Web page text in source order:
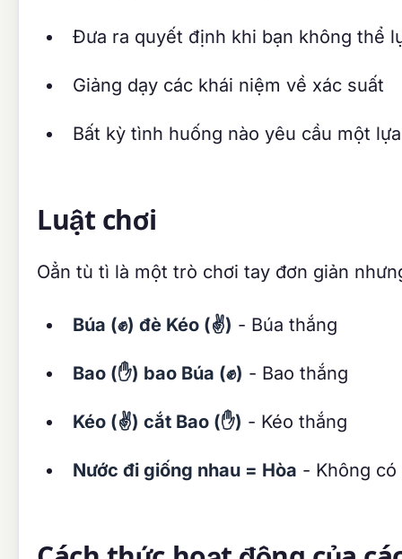
Đưa ra quyết định khi bạn không thể
Giảng dạy các khái niệm về xác suất
Bất kỳ tình huống nào yêu cầu một
Luật chơi
Oẳn tù tì là một trò chơi tay đơn giản
Búa (✊) đè Kéo (✌️) - Búa thắng
Bao (✋) bao Búa (✊) - Bao thắng
Kéo (✌️) cắt Bao (✋) - Kéo thắng
Nước đi giống nhau = Hòa - Không